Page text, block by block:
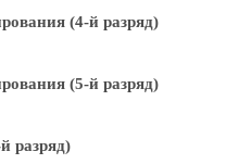
(4-й разряд)
(5-й разряд)
разряд)